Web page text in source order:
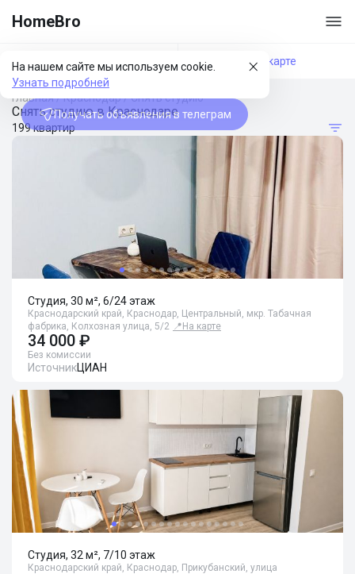
HomeBro
На нашем сайте мы используем cookie.
Узнать подробней
Получать объявления в телеграм
Фильтры На карте
Главная/Краснодар/Снять студию
Снять студию в Краснодаре
199 квартир
Студия, 30 м², 6/24 этаж
Краснодарский край, Краснодар, Центральный, мкр. Табачная
фабрика, Колхозная улица, 5/2 📍 На карте
34 000 ₽
Без комиссии
ИсточникЦИАН
Студия, 32 м², 7/10 этаж
Краснодарский край, Краснодар, Прикубанский, улица